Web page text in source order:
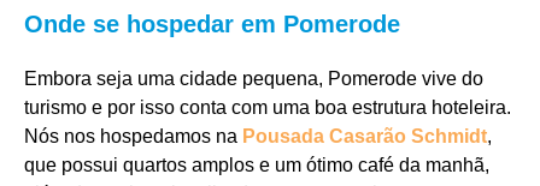
Onde se hospedar em Pomerode
Embora seja uma cidade pequena, Pomerode vive do
turismo e por isso conta com uma boa estrutura hoteleira.
Nós nos hospedamos na Pousada Casarão Schmidt,
que possui quartos amplos e um ótimo café da manhã,